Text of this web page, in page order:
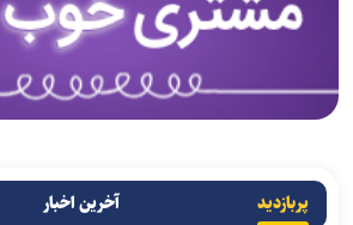
پربازدید آخرین اخبار